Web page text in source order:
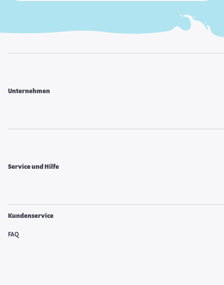
Unternehmen
Service und Hilfe
Kundenservice
FAQ